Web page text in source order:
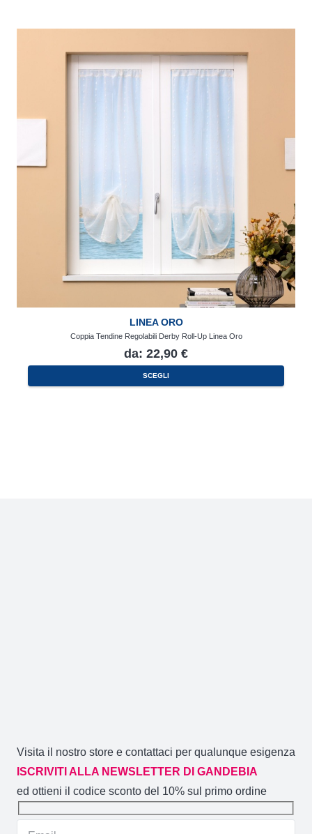
LINEA ORO
Coppia Tendine Regolabili Derby Roll-Up Linea Oro
da: 22,90 €
SCEGLI
Questo
Visita il nostro store e contattaci per qualunque esigenza
ISCRIVITI ALLA NEWSLETTER DI GANDEBIA
ed ottieni il codice sconto del 10% sul primo ordine